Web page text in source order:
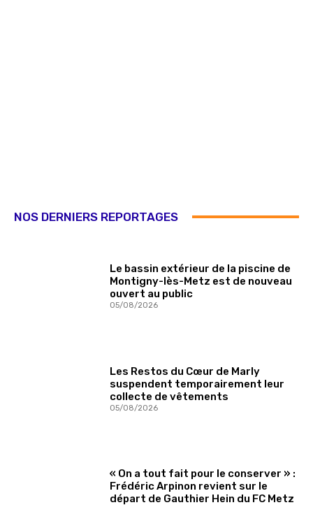
NOS DERNIERS REPORTAGES
Le bassin extérieur de la piscine de
Montigny-lès-Metz est de nouveau
ouvert au public
05/08/2026
Les Restos du Cœur de Marly
suspendent temporairement leur
collecte de vêtements
05/08/2026
« On a tout fait pour le conserver » :
Frédéric Arpinon revient sur le
départ de Gauthier Hein du FC Metz